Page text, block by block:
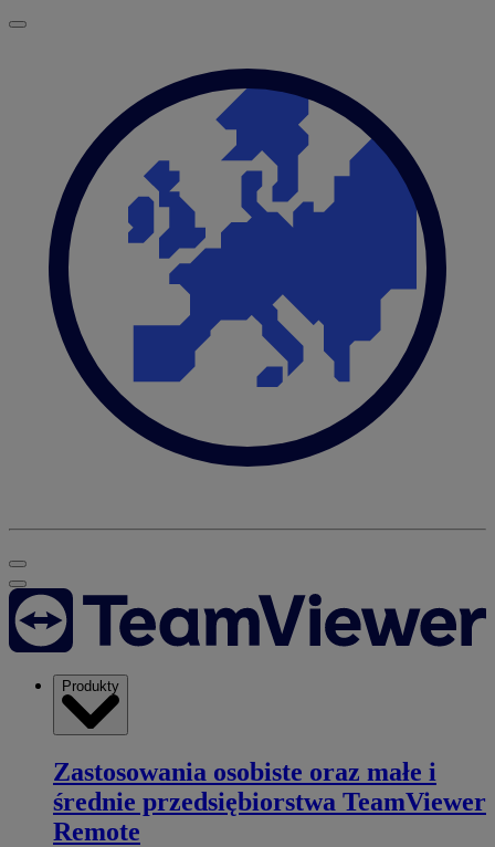
Produkty
Zastosowania osobiste oraz małe i
średnie przedsiębiorstwa TeamViewer
Remote